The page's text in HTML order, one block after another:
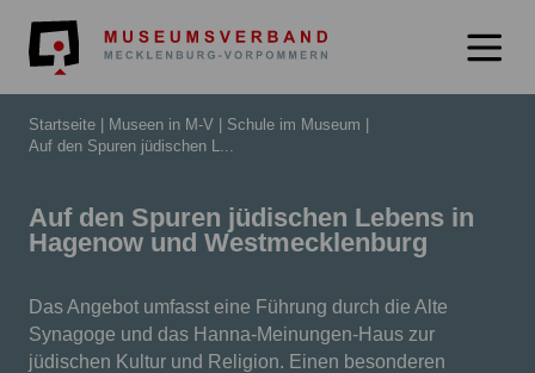
Startseite Museen in M-V
Schule im Museum
Auf den Spuren jüdischen L...
Auf den Spuren jüdischen Lebens in
Hagenow und Westmecklenburg
Das Angebot umfasst eine Führung durch die Alte
Synagoge und das Hanna-Meinungen-Haus zur
jüdischen Kultur und Religion. Einen besonderen